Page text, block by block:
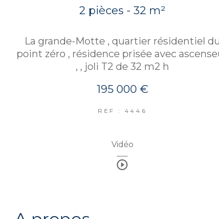
2 pièces - 32 m²
La grande-Motte , quartier résidentiel
point zéro , résidence prisée avec
, , joli T2 de 32 m2 h
195 000 €
REF : 4446
Vidéo